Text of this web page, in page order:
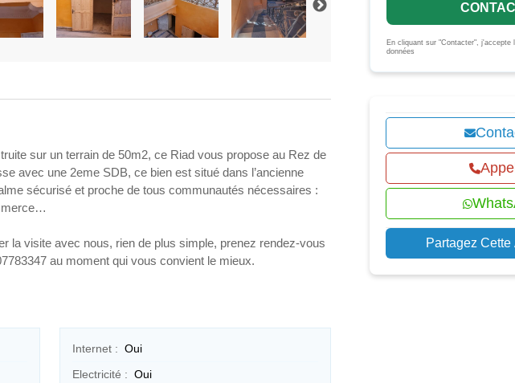
sur un terrain de 50m2, ce Riad vous propose au Rez de
avec une 2eme SDB, ce bien est situé dans l’ancienne
sécurisé et proche de tous communautés nécessaires :
la visite avec nous, rien de plus simple, prenez rendez-vous
au moment qui vous convient le mieux.
Internet : Oui
Electricité : Oui
En cliquant sur "Contacter", j'accepte
données
Partagez